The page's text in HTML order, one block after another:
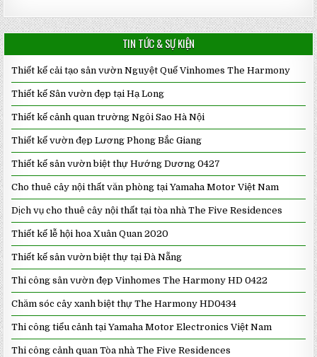
TIN TỨC & SỰ KIỆN
Thiết kế cải tạo sân vườn Nguyệt Quế Vinhomes The Harmony
Thiết kế Sân vườn đẹp tại Hạ Long
Thiết kế cảnh quan trường Ngôi Sao Hà Nội
Thiết kế vườn đẹp Lương Phong Bắc Giang
Thiết kế sân vườn biệt thự Hướng Dương 0427
Cho thuê cây nội thất văn phòng tại Yamaha Motor Việt Nam
Dịch vụ cho thuê cây nội thất tại tòa nhà The Five Residences
Thiết kế lễ hội hoa Xuân Quan 2020
Thiết kế sân vườn biệt thự tại Đà Nẵng
Thi công sân vườn đẹp Vinhomes The Harmony HD 0422
Chăm sóc cây xanh biệt thự The Harmony HD0434
Thi công tiểu cảnh tại Yamaha Motor Electronics Việt Nam
Thi công cảnh quan Tòa nhà The Five Residences